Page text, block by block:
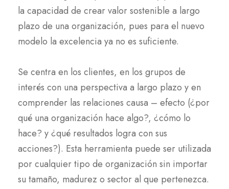
la capacidad de crear valor sostenible a largo
plazo de una organización, pues para el nuevo
modelo la excelencia ya no es suficiente.
Se centra en los clientes, en los grupos de
interés con una perspectiva a largo plazo y en
comprender las relaciones causa – efecto (¿por
qué una organización hace algo?, ¿cómo lo
hace? y ¿qué resultados logra con sus
acciones?). Esta herramienta puede ser utilizada
por cualquier tipo de organización sin importar
su tamaño, madurez o sector al que pertenezca.